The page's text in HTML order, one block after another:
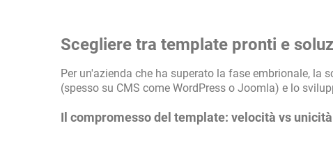
Scegliere tra template pronti e
Per un'azienda che ha superato la fase embrionale,
(spesso su CMS come WordPress o Joomla) e lo
Il compromesso del template: velocità vs unicità